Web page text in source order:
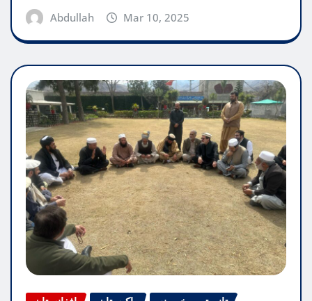
Abdullah Mar 10, 2025